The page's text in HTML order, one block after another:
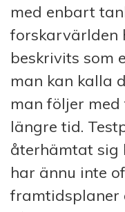
med enbart
forskarvärlden
beskrivits som
man kan kalla
man följer med
längre tid.
återhämtat sig
har ännu inte
framtidsplaner